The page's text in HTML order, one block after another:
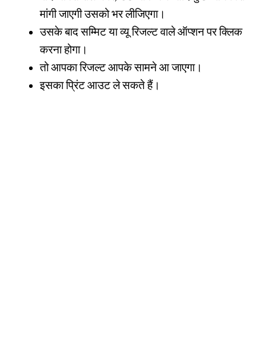
मांगी जाएगी उसको भर लीजिएगा।
उसके बाद सम्मिट या व्यू रिजल्ट वाले ऑप्शन पर क्लिक
करना होगा।
तो आपका रिजल्ट आपके सामने आ जाएगा।
इसका प्रिंट आउट ले सकते हैं।